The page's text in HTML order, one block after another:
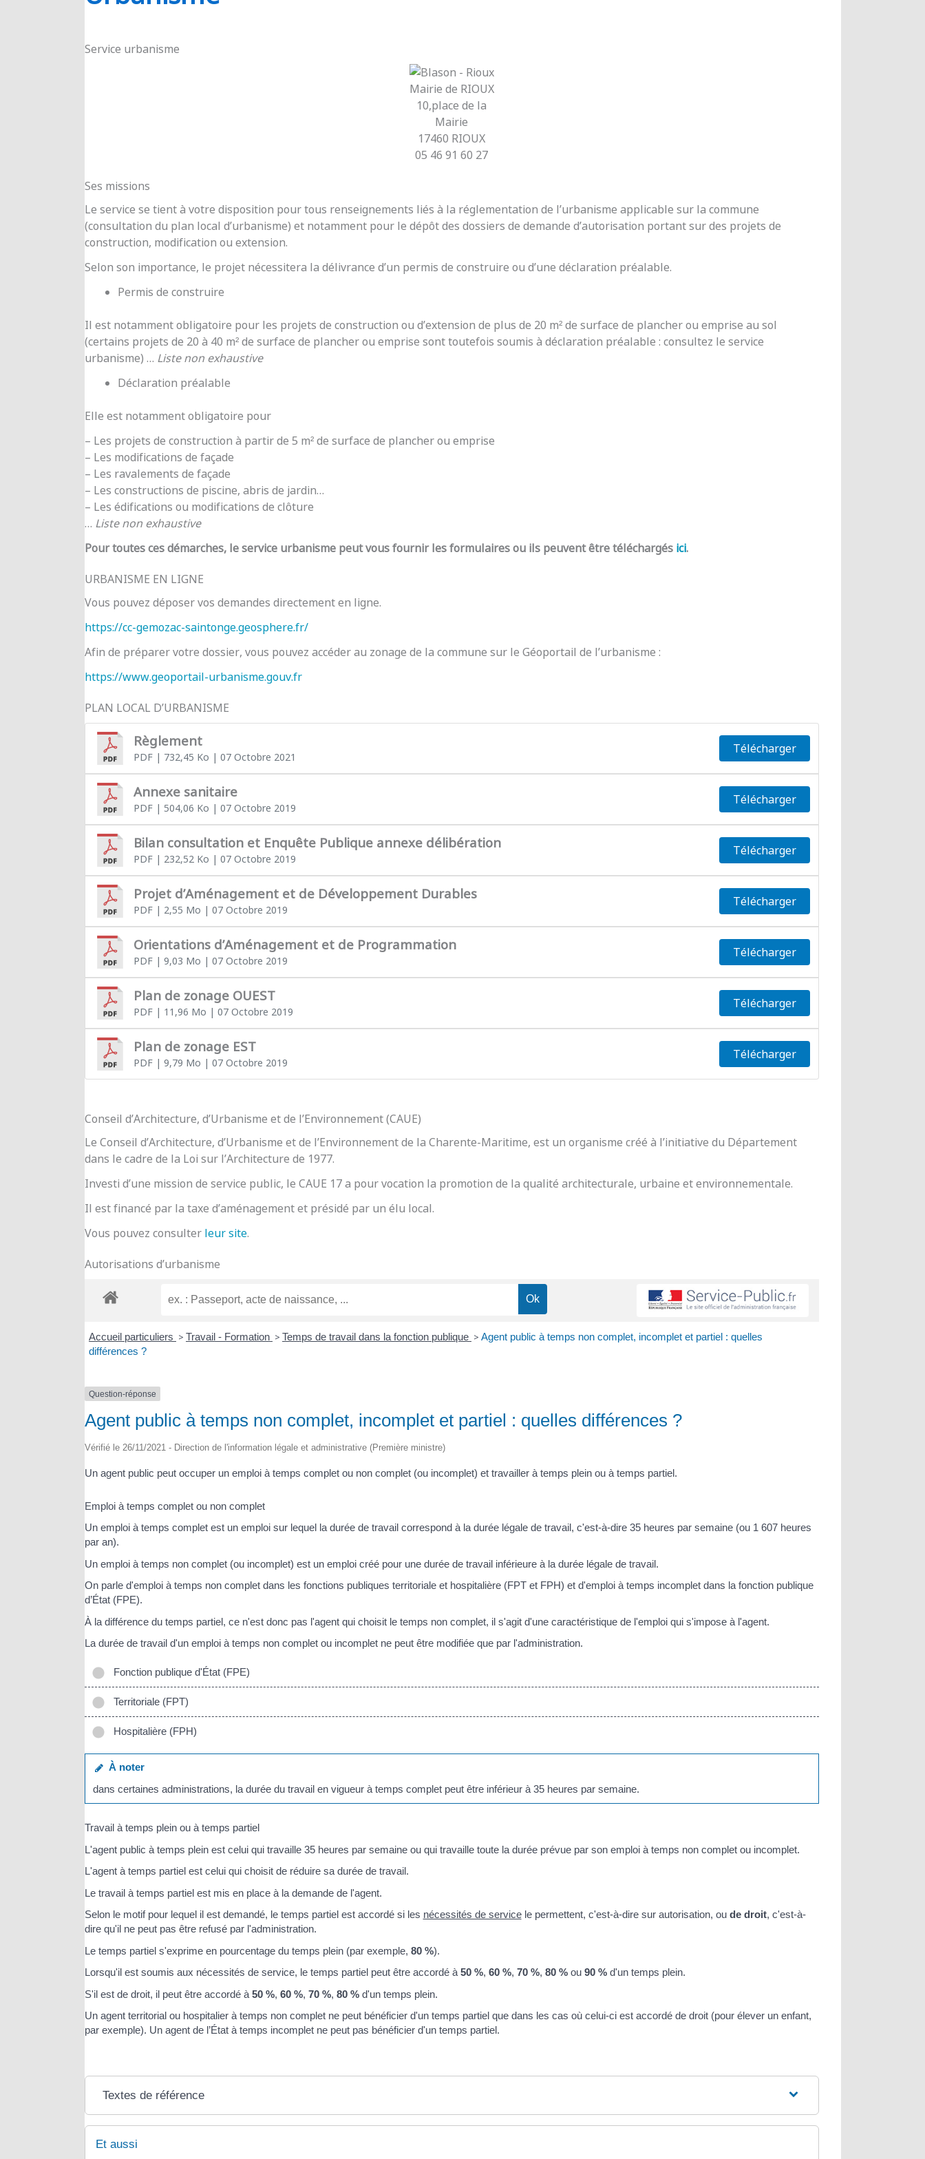
Service urbanisme
Mairie de RIOUX
10,place de la
Mairie
17460 RIOUX
05 46 91 60 27
Ses missions
Le service se tient à votre disposition pour tous renseignements liés à la réglementation de l’urbanisme applicable sur la commune
(consultation du plan local d’urbanisme) et notamment pour le dépôt des dossiers de demande d’autorisation portant sur des projets de
construction, modification ou extension.
Selon son importance, le projet nécessitera la délivrance d’un permis de construire ou d’une déclaration préalable.
Permis de construire
Il est notamment obligatoire pour les projets de construction ou d’extension de plus de 20 m² de surface de plancher ou emprise au sol
(certains projets de 20 à 40 m² de surface de plancher ou emprise sont toutefois soumis à déclaration préalable : consultez le service
urbanisme) … Liste non exhaustive
Déclaration préalable
Elle est notamment obligatoire pour
– Les projets de construction à partir de 5 m² de surface de plancher ou emprise
– Les modifications de façade
– Les ravalements de façade
– Les constructions de piscine, abris de jardin…
– Les édifications ou modifications de clôture
… Liste non exhaustive
Pour toutes ces démarches, le service urbanisme peut vous fournir les formulaires ou ils peuvent être téléchargés ici.
URBANISME EN LIGNE
Vous pouvez déposer vos demandes directement en ligne.
https://cc-gemozac-saintonge.geosphere.fr/
Afin de préparer votre dossier, vous pouvez accéder au zonage de la commune sur le Géoportail de l’urbanisme :
https://www.geoportail-urbanisme.gouv.fr
PLAN LOCAL D’URBANISME
Règlement
PDF| 732,45 Ko | 07 Octobre 2021
Télécharger
Annexe sanitaire
PDF| 504,06 Ko | 07 Octobre 2019
Télécharger
Bilan consultation et Enquête Publique annexe délibération
PDF| 232,52 Ko | 07 Octobre 2019
Télécharger
Projet d’Aménagement et de Développement Durables
PDF| 2,55 Mo | 07 Octobre 2019
Télécharger
Orientations d’Aménagement et de Programmation
PDF| 9,03 Mo | 07 Octobre 2019
Télécharger
Plan de zonage OUEST
PDF| 11,96 Mo | 07 Octobre 2019
Télécharger
Plan de zonage EST
PDF| 9,79 Mo | 07 Octobre 2019
Télécharger
Conseil d’Architecture, d’Urbanisme et de l’Environnement (CAUE)
Le Conseil d’Architecture, d’Urbanisme et de l’Environnement de la Charente-Maritime, est un organisme créé à l’initiative du Département
dans le cadre de la Loi sur l’Architecture de 1977.
Investi d’une mission de service public, le CAUE 17 a pour vocation la promotion de la qualité architecturale, urbaine et environnementale.
Il est financé par la taxe d’aménagement et présidé par un élu local.
Vous pouvez consulter leur site.
Autorisations d’urbanisme
Accueil particuliers > Travail - Formation > Temps de travail dans la fonction publique > Agent public à temps non complet, incomplet et partiel : quelles
différences ?
Question-réponse
Agent public à temps non complet, incomplet et partiel : quelles différences ?
Vérifié le 26/11/2021 - Direction de l'information légale et administrative (Première ministre)
Un agent public peut occuper un emploi à temps complet ou non complet (ou incomplet) et travailler à temps plein ou à temps partiel.
Emploi à temps complet ou non complet
Un emploi à temps complet est un emploi sur lequel la durée de travail correspond à la durée légale de travail, c'est-à-dire 35 heures par semaine (ou 1 607 heures
par an).
Un emploi à temps non complet (ou incomplet) est un emploi créé pour une durée de travail inférieure à la durée légale de travail.
On parle d'emploi à temps non complet dans les fonctions publiques territoriale et hospitalière (FPT et FPH) et d'emploi à temps incomplet dans la fonction publique
d’État (FPE).
À la différence du temps partiel, ce n'est donc pas l'agent qui choisit le temps non complet, il s'agit d'une caractéristique de l'emploi qui s'impose à l'agent.
La durée de travail d'un emploi à temps non complet ou incomplet ne peut être modifiée que par l'administration.
Fonction publique d'État (FPE)
Territoriale (FPT)
Hospitalière (FPH)
À noter
dans certaines administrations, la durée du travail en vigueur à temps complet peut être inférieur à 35 heures par semaine.
Travail à temps plein ou à temps partiel
L'agent public à temps plein est celui qui travaille 35 heures par semaine ou qui travaille toute la durée prévue par son emploi à temps non complet ou incomplet.
L'agent à temps partiel est celui qui choisit de réduire sa durée de travail.
Le travail à temps partiel est mis en place à la demande de l'agent.
Selon le motif pour lequel il est demandé, le temps partiel est accordé si les nécessités de servicele permettent, c'est-à-dire sur autorisation, ou de droit, c'est-à-
dire qu'il ne peut pas être refusé par l'administration.
Le temps partiel s'exprime en pourcentage du temps plein (par exemple, 80 %).
Lorsqu'il est soumis aux nécessités de service, le temps partiel peut être accordé à 50 %, 60 %, 70 %, 80 %ou 90 %d'un temps plein.
S'il est de droit, il peut être accordé à 50 %, 60 %, 70 %, 80 %d'un temps plein.
Un agent territorial ou hospitalier à temps non complet ne peut bénéficier d'un temps partiel que dans les cas où celui-ci est accordé de droit (pour élever un enfant,
par exemple). Un agent de l’État à temps incomplet ne peut pas bénéficier d'un temps partiel.
Textes de référence
Et aussi